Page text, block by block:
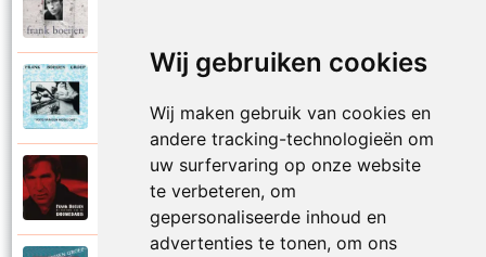
Wij gebruiken cookies
Wij maken gebruik van cookies en
andere tracking-technologieën om
uw surfervaring op onze website
te verbeteren, om
gepersonaliseerde inhoud en
advertenties te tonen, om ons
Foto van een mooie dag
Frank Boeijen
Gedeeld door liefde